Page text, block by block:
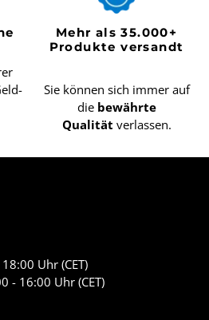
Mehr als 35.000+
Produkte versandt
Sie können sich immer auf
die bewährte
Qualität verlassen.
Uhr (CET)
- 16:00 Uhr (CET)